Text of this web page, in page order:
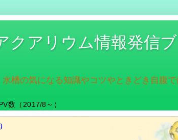
クアリウム情報発信
槽の気になる知識やコツやときどき自腹
数（2017/8～）